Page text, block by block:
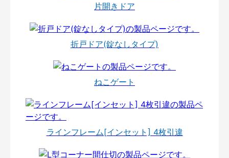
片開きドア
折戸ドア(錠なしタイプ)
ねこゲート
ラインフレーム[インセット] 4枚引違